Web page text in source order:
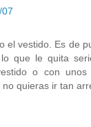
07
el vestido. Es de
que le quita
o con unos
quieras ir tan